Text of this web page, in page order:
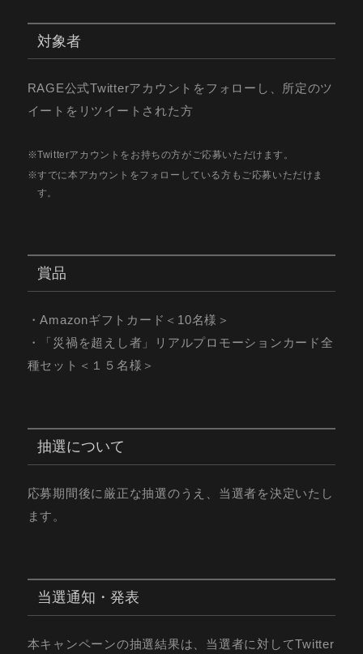
対象者
RAGE公式Twitterアカウントをフォローし、所定のツ
イートをリツイートされた方
Twitterアカウントをお持ちの方がご応募いただけます。
すでに本アカウントをフォローしている方もご応募いただけま
す。
賞品
・Amazonギフトカード＜10名様＞
・「災禍を超えし者」リアルプロモーションカード全
種セット＜１５名様＞
抽選について
応募期間後に厳正な抽選のうえ、当選者を決定いたし
ます。
当選通知・発表
本キャンペーンの抽選結果は、当選者に対してTwitter